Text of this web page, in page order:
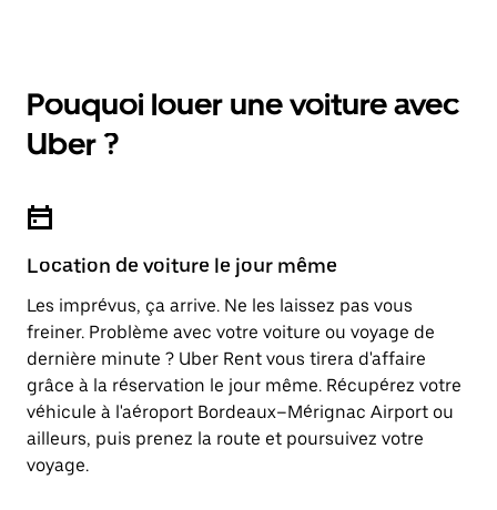
Pouquoi louer une voiture avec
Uber ?
Location de voiture le jour même
Les imprévus, ça arrive. Ne les laissez pas vous
freiner. Problème avec votre voiture ou voyage de
dernière minute ? Uber Rent vous tirera d'affaire
grâce à la réservation le jour même. Récupérez votre
véhicule à l'aéroport Bordeaux–Mérignac Airport ou
ailleurs, puis prenez la route et poursuivez votre
voyage.